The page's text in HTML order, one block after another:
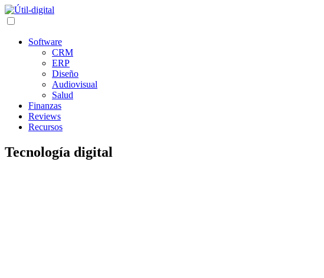
Software
CRM
ERP
Diseño
Audiovisual
Salud
Finanzas
Reviews
Recursos
Tecnología digital